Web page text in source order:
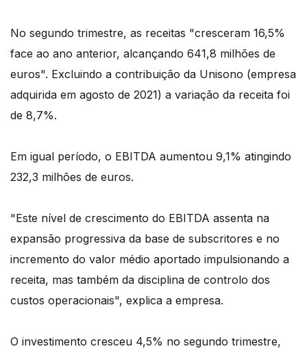
No segundo trimestre, as receitas "cresceram 16,5%
face ao ano anterior, alcançando 641,8 milhões de
euros". Excluindo a contribuição da Unisono (empresa
adquirida em agosto de 2021) a variação da receita foi
de 8,7%.
Em igual período, o EBITDA aumentou 9,1% atingindo
232,3 milhões de euros.
"Este nível de crescimento do EBITDA assenta na
expansão progressiva da base de subscritores e no
incremento do valor médio aportado impulsionando a
receita, mas também da disciplina de controlo dos
custos operacionais", explica a empresa.
O investimento cresceu 4,5% no segundo trimestre,